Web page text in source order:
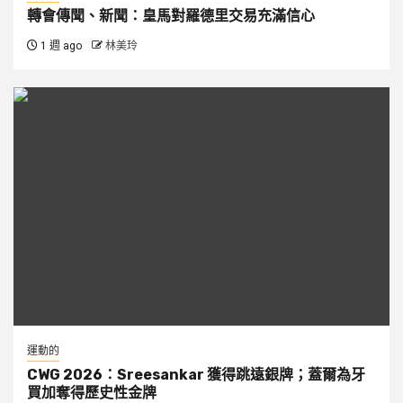
轉會傳聞、新聞：皇馬對羅德里交易充滿信心
1 週 ago 林美玲
運動的
CWG 2026：Sreesankar 獲得跳遠銀牌；蓋爾為牙
買加奪得歷史性金牌